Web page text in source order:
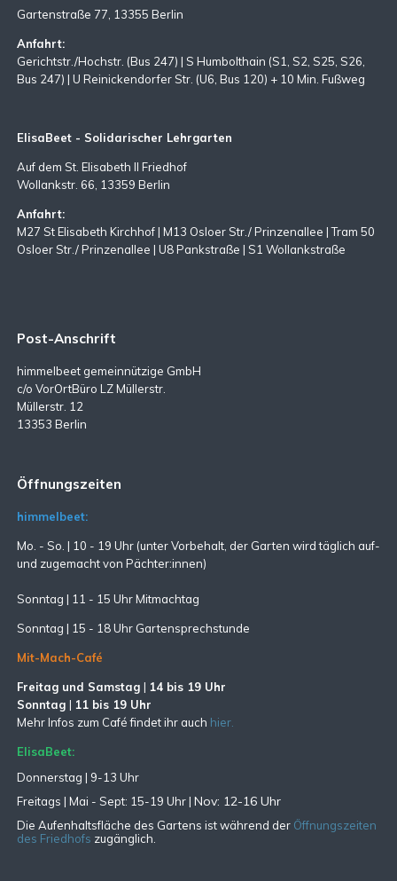
Gartenstraße 77, 13355 Berlin
Anfahrt:
Gerichtstr./Hochstr. (Bus 247) | S Humbolthain (S1, S2, S25, S26,
Bus 247) | U Reinickendorfer Str. (U6, Bus 120) + 10 Min. Fußweg
ElisaBeet - Solidarischer Lehrgarten
Auf dem St. Elisabeth II Friedhof
Wollankstr. 66, 13359 Berlin
Anfahrt:
M27 St Elisabeth Kirchhof | M13 Osloer Str./ Prinzenallee | Tram 50
Osloer Str./ Prinzenallee | U8 Pankstraße | S1 Wollankstraße
Post-Anschrift
himmelbeet gemeinnützige GmbH
c/o VorOrtBüro LZ Müllerstr.
Müllerstr. 12
13353 Berlin
Öffnungszeiten
himmelbeet:
Mo. - So. | 10 - 19 Uhr (unter Vorbehalt, der Garten wird täglich auf-
und zugemachtvon Pächter:innen)
Sonntag | 11 - 15 Uhr Mitmachtag
Sonntag | 15 - 18 Uhr Gartensprechstunde
Mit-Mach-Café
Freitag und Samstag | 14 bis 19 Uhr
Sonntag | 11 bis 19 Uhr
Mehr Infos zum Café findet ihr auch hier.
ElisaBeet:
Donnerstag | 9-13 Uhr
Freitags | Mai - Sept: 15-19 Uhr | Nov: 12-16 Uhr
Die Aufenhaltsfläche des Gartens ist während derÖffnungszeiten
des Friedhofs zugänglich.